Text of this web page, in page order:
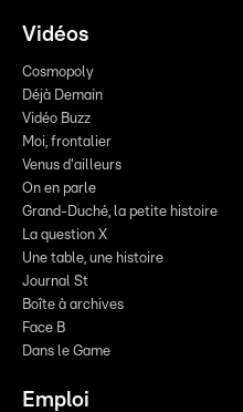
Vidéos
Cosmopoly
Déjà Demain
Vidéo Buzz
Moi, frontalier
Venus d'ailleurs
On en parle
Grand-Duché, la petite histoire
La question X
Une table, une histoire
Journal St
Boîte à archives
Face B
Dans le Game
Emploi